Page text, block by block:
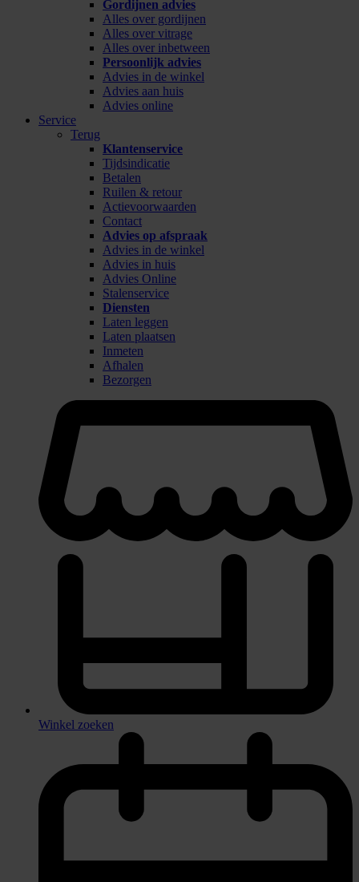
Gordijnen advies
Alles over gordijnen
Alles over vitrage
Alles over inbetween
Persoonlijk advies
Advies in de winkel
Advies aan huis
Advies online
Service
Terug
Klantenservice
Tijdsindicatie
Betalen
Ruilen & retour
Actievoorwaarden
Contact
Advies op afspraak
Advies in de winkel
Advies in huis
Advies Online
Stalenservice
Diensten
Laten leggen
Laten plaatsen
Inmeten
Afhalen
Bezorgen
Winkel zoeken